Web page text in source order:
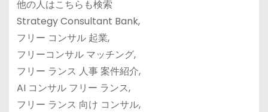
他の人はこちらも検索
Strategy Consultant Bank,
フリー コンサル 起業,
フリーコンサル マッチング,
フリー ランス 人事 案件紹介,
AI コンサル フリー ランス,
フリー ランス 向け コンサル,